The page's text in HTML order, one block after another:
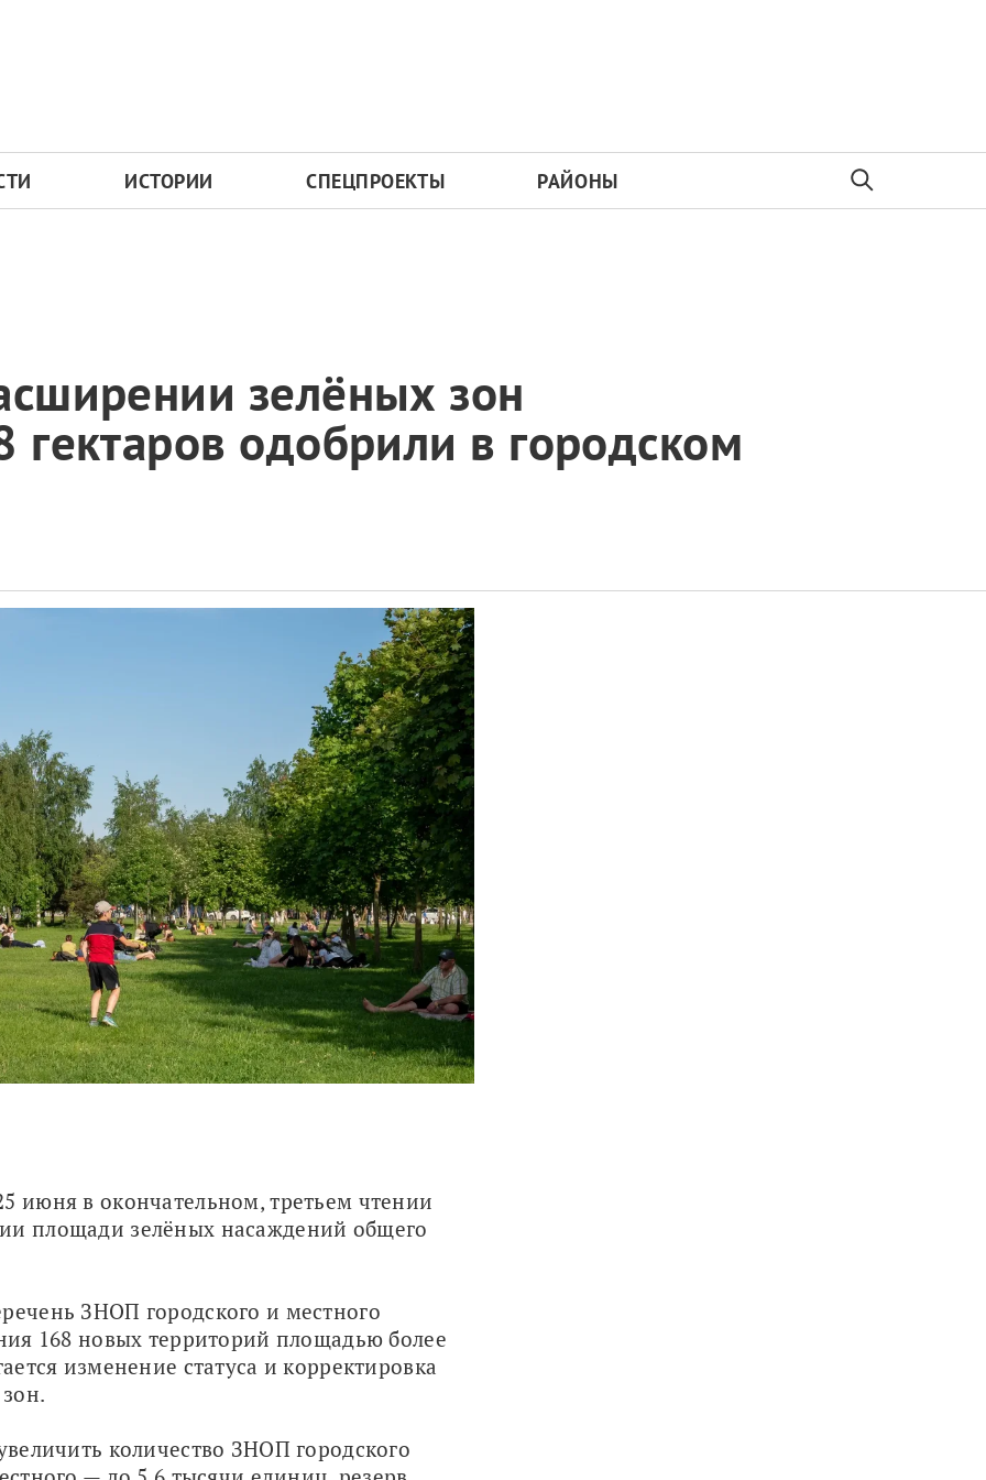
ИСТОРИИ СПЕЦПРОЕКТЫ РАЙОНЫ
зелёных зон
гектаров одобрили в городском
июня в окончательном, третьем чтении
площади зелёных насаждений общего
ЗНОП городского и местного
168 новых территорий площадью более
изменение статуса и корректировка
количество ЗНОП городского